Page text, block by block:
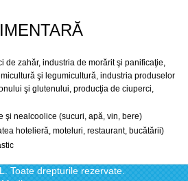
de zahăr, industria de morărit şi panificaţie,
şi legumicultură, industria produselor
şi glutenului, producţia de ciuperci,
şi nealcoolice (sucuri, apă, vin, bere)
hotelieră, moteluri, restaurant, bucătării)
Toate drepturile rezervate.